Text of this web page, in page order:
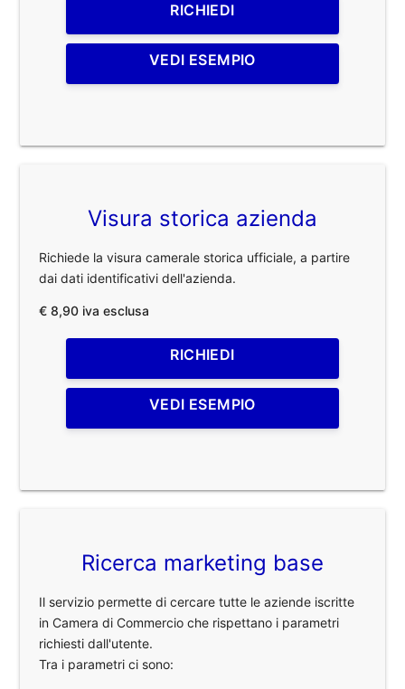
RICHIEDI
VEDI ESEMPIO
Visura storica azienda
Richiede la visura camerale storica ufficiale, a partire
dai dati identificativi dell'azienda.
€ 8,90 iva esclusa
RICHIEDI
VEDI ESEMPIO
Ricerca marketing base
Il servizio permette di cercare tutte le aziende iscritte
in Camera di Commercio che rispettano i parametri
richiesti dall'utente.
Tra i parametri ci sono: